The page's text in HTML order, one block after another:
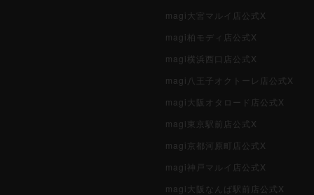
magi大宮マルイ店公式X
magi柏モディ店公式X
magi横浜西口店公式X
magi八王子オクトーレ店公式X
magi大阪オタロード店公式X
magi東京駅前店公式X
magi京都河原町店公式X
magi神戸マルイ店公式X
magi大阪なんば駅前店公式X